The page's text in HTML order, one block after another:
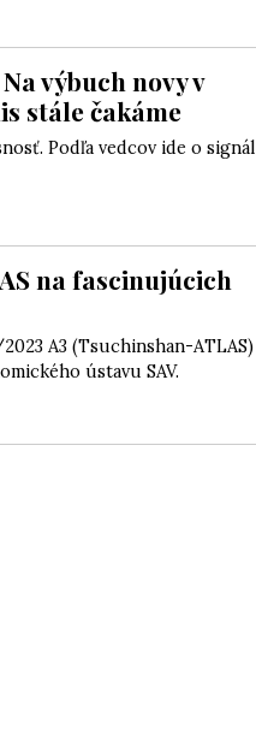
výbuch novy v
stále čakáme
Podľa vedcov ide o signál
na fascinujúcich
A3 (Tsuchinshan-ATLAS)
ústavu SAV.